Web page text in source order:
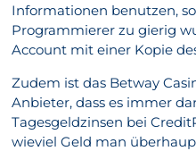
Informationen benutzen,
Programmierer zu gierig
Account mit einer Kopie
Zudem ist das Betway
Anbieter, dass es immer
Tagesgeldzinsen bei
wieviel Geld man